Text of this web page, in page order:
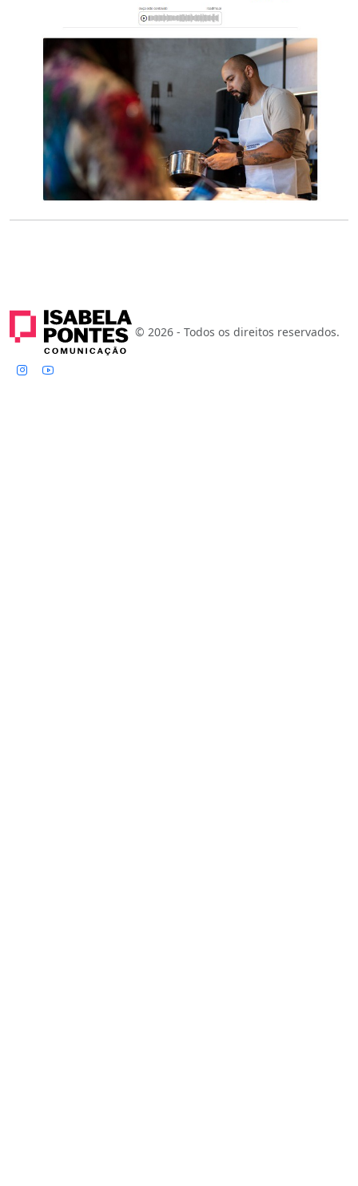
© 2026 - Todos os direitos reservados.